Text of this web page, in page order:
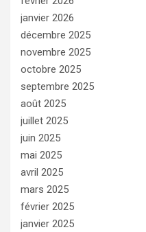
janvier 2026
décembre 2025
novembre 2025
octobre 2025
septembre 2025
août 2025
juillet 2025
juin 2025
mai 2025
avril 2025
mars 2025
février 2025
janvier 2025